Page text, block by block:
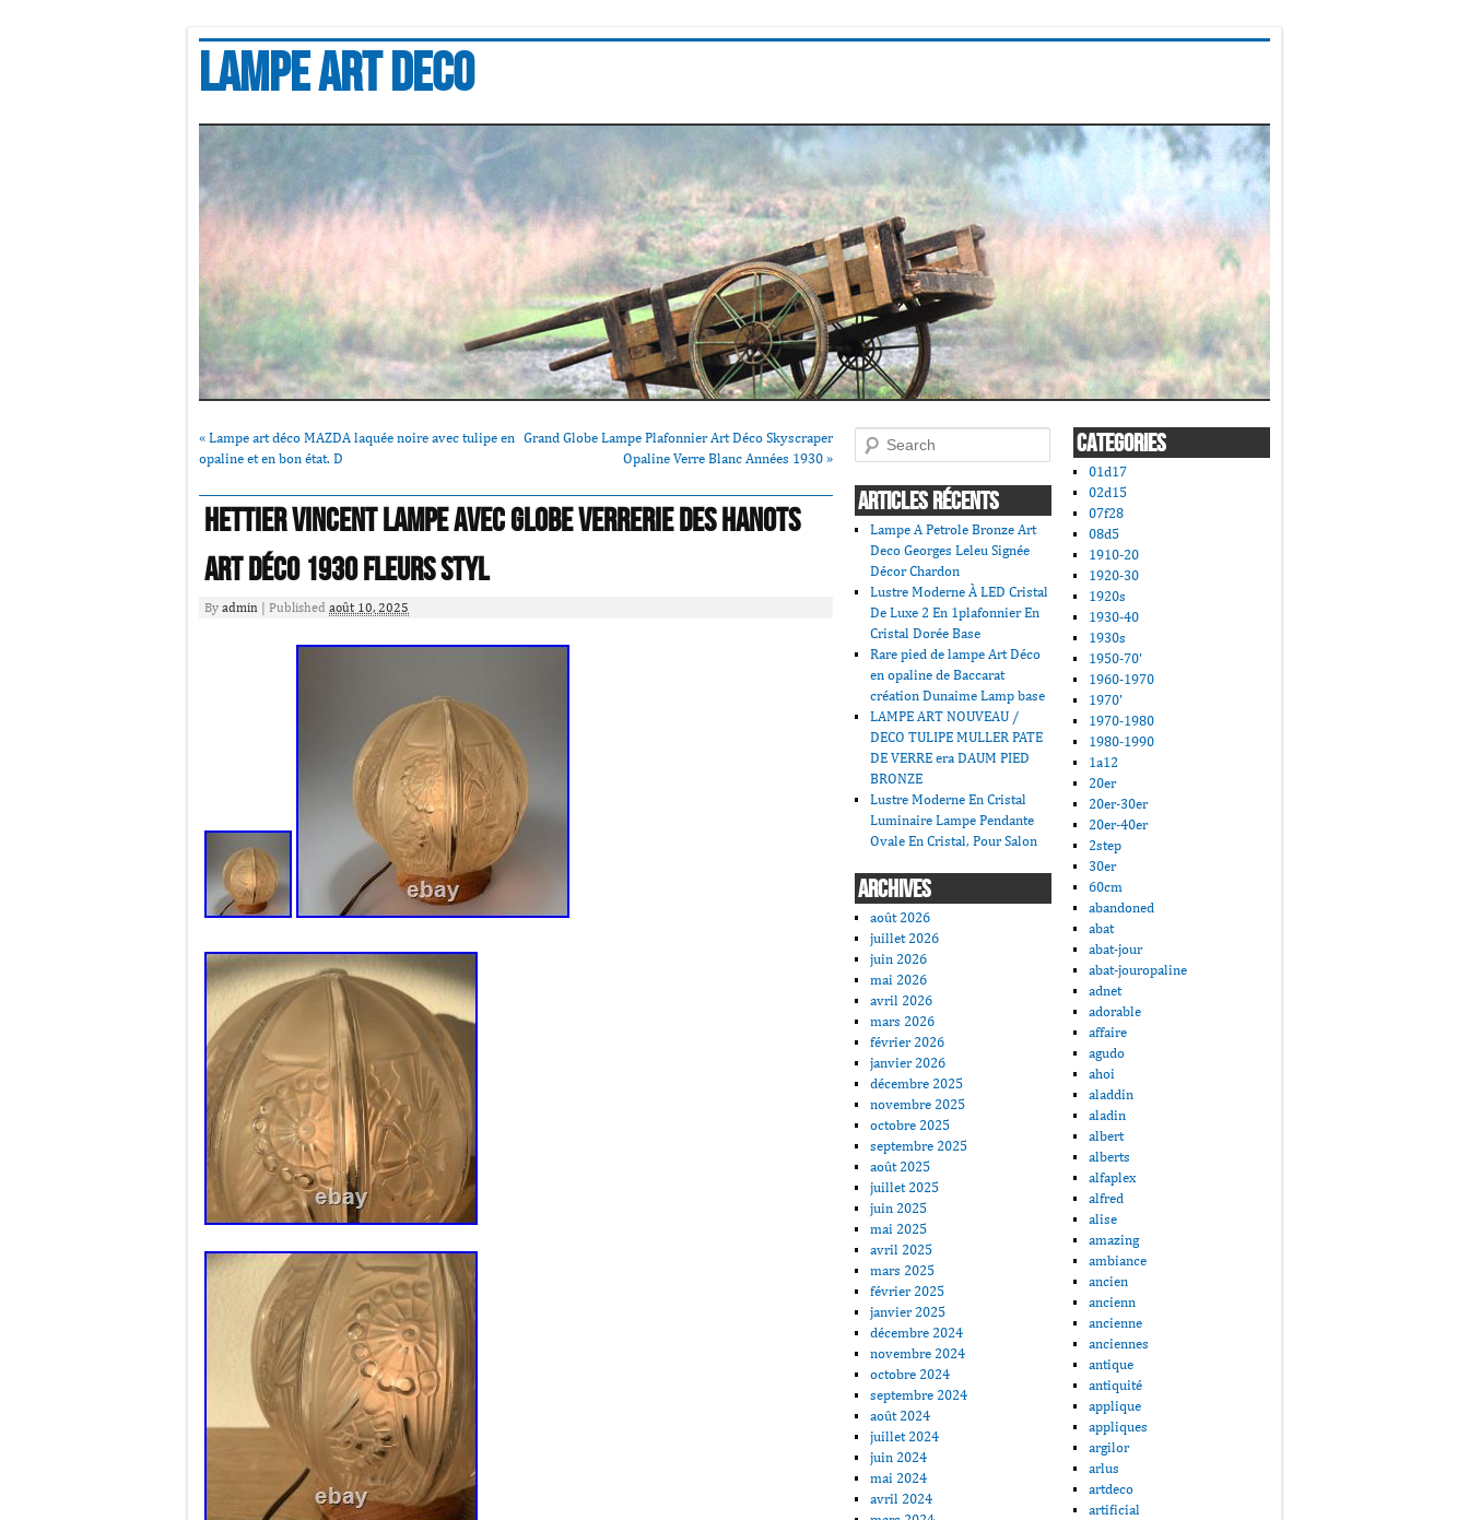
Lampe art deco
« Lampe art déco MAZDA laquée noire avec tulipe en
opaline et en bon état. D
Grand Globe Lampe Plafonnier Art Déco Skyscraper
Opaline Verre Blanc Années 1930 »
HETTIER VINCENT Lampe Avec Globe Verrerie Des Hanots
art Déco 1930 Fleurs Styl
By admin Published août 10, 2025
Search
ARTICLES RÉCENTS
Lampe A Petrole Bronze Art
Deco Georges Leleu Signée
Décor Chardon
Lustre Moderne À LED Cristal
De Luxe 2 En 1plafonnier En
Cristal Dorée Base
Rare pied de lampe Art Déco
en opaline de Baccarat
création Dunaime Lamp base
LAMPE ART NOUVEAU /
DECO TULIPE MULLER PATE
DE VERRE era DAUM PIED
BRONZE
Lustre Moderne En Cristal
Luminaire Lampe Pendante
Ovale En Cristal, Pour Salon
ARCHIVES
août 2026
juillet 2026
juin 2026
mai 2026
avril 2026
mars 2026
février 2026
janvier 2026
décembre 2025
novembre 2025
octobre 2025
septembre 2025
août 2025
juillet 2025
juin 2025
mai 2025
avril 2025
mars 2025
février 2025
janvier 2025
décembre 2024
novembre 2024
octobre 2024
septembre 2024
août 2024
juillet 2024
juin 2024
mai 2024
avril 2024
CATEGORIES
01d17
02d15
07f28
08d5
1910-20
1920-30
1920s
1930-40
1930s
1950-70'
1960-1970
1970'
1970-1980
1980-1990
1a12
20er
20er-30er
20er-40er
2step
30er
60cm
abandoned
abat
abat-jour
abat-jouropaline
adnet
adorable
affaire
agudo
ahoi
aladdin
aladin
albert
alberts
alfaplex
alfred
alise
amazing
ambiance
ancien
ancienn
ancienne
anciennes
antique
antiquité
applique
appliques
argilor
arlus
artdeco
artificial